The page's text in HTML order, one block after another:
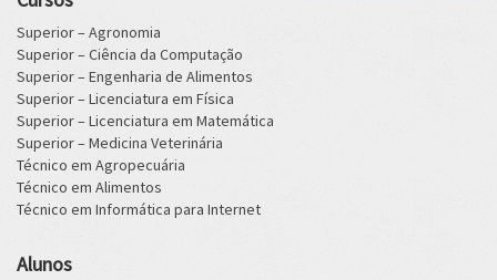
Superior – Agronomia
Superior – Ciência da Computação
Superior – Engenharia de Alimentos
Superior – Licenciatura em Física
Superior – Licenciatura em Matemática
Superior – Medicina Veterinária
Técnico em Agropecuária
Técnico em Alimentos
Técnico em Informática para Internet
Alunos